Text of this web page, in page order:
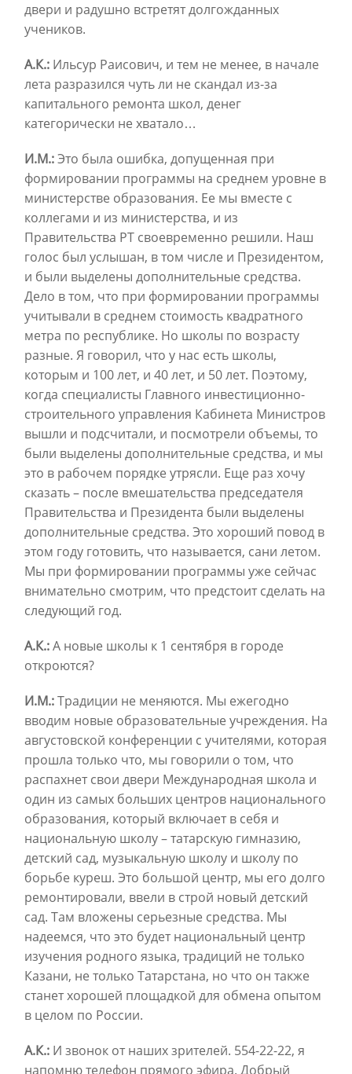
двери и радушно встретят долгожданных
учеников.
А.К.: Ильсур Раисович, и тем не менее, в начале
лета разразился чуть ли не скандал из-за
капитального ремонта школ, денег
категорически не хватало…
И.М.:Это была ошибка, допущенная при
формировании программы на среднем уровне в
министерстве образования. Ее мы вместе с
коллегами и из министерства, и из
Правительства РТ своевременно решили. Наш
голос был услышан, в том числе и Президентом,
и были выделены дополнительные средства.
Дело в том, что при формировании программы
учитывали в среднем стоимость квадратного
метра по республике. Но школы по возрасту
разные. Я говорил, что у нас есть школы,
которым и 100 лет, и 40 лет, и 50 лет. Поэтому,
когда специалисты Главного инвестиционно-
строительного управления Кабинета Министров
вышли и подсчитали, и посмотрели объемы, то
были выделены дополнительные средства, и мы
это в рабочем порядке утрясли. Еще раз хочу
сказать – после вмешательства председателя
Правительства и Президента были выделены
дополнительные средства. Это хороший повод в
этом году готовить, что называется, сани летом.
Мы при формировании программы уже сейчас
внимательно смотрим, что предстоит сделать на
следующий год.
А.К.:А новые школы к 1 сентября в городе
откроются?
И.М.:Традиции не меняются. Мы ежегодно
вводим новые образовательные учреждения. На
августовской конференции с учителями, которая
прошла только что, мы говорили о том, что
распахнет свои двери Международная школа и
один из самых больших центров национального
образования, который включает в себя и
национальную школу – татарскую гимназию,
детский сад, музыкальную школу и школу по
борьбе куреш. Это большой центр, мы его долго
ремонтировали, ввели в строй новый детский
сад. Там вложены серьезные средства. Мы
надеемся, что это будет национальный центр
изучения родного языка, традиций не только
Казани, не только Татарстана, но что он также
станет хорошей площадкой для обмена опытом
в целом по России.
А.К.: И звонок от наших зрителей. 554-22-22, я
напомню телефон прямого эфира. Добрый